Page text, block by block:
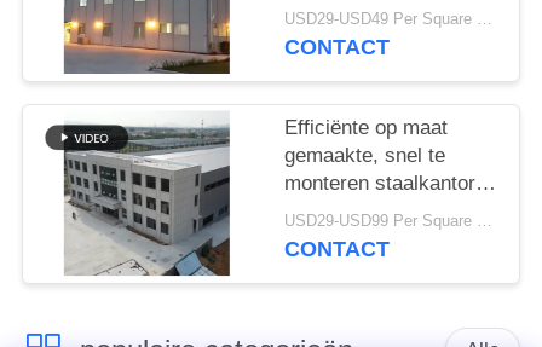
hotelgebouw
USD29-USD49 Per Square Meter MOQ:200 vierkante meter
CONTACT
Efficiënte op maat
gemaakte, snel te
monteren staalkantoren
voor moderne bedrijvenUSD29-USD99 Per Square Meter MOQ:200 vierkante meter
CONTACT